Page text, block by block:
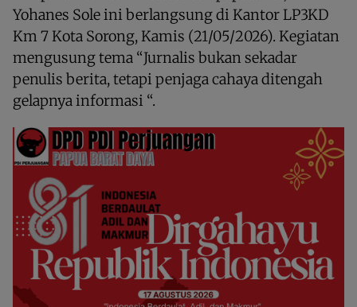
Yohanes Sole ini berlangsung di Kantor LP3KD
Km 7 Kota Sorong, Kamis (21/05/2026). Kegiatan
mengusung tema “Jurnalis bukan sekadar
penulis berita, tetapi penjaga cahaya ditengah
gelapnya informasi “.